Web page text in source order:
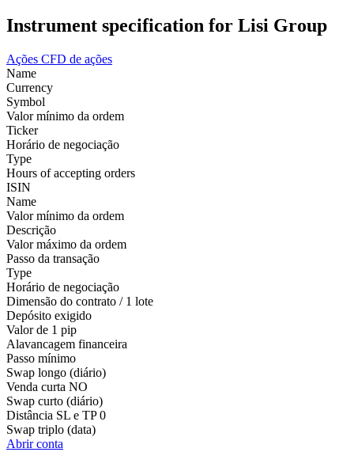
Instrument specification for Lisi Group
Ações CFD de ações
Name
Currency
Symbol
Valor mínimo da ordem
Ticker
Horário de negociação
Type
Hours of accepting orders
ISIN
Name
Valor mínimo da ordem
Descrição
Valor máximo da ordem
Passo da transação
Type
Horário de negociação
Dimensão do contrato / 1 lote
Depósito exigido
Valor de 1 pip
Alavancagem financeira
Passo mínimo
Swap longo (diário)
Venda curta NO
Swap curto (diário)
Distância SL e TP 0
Swap triplo (data)
Abrir conta